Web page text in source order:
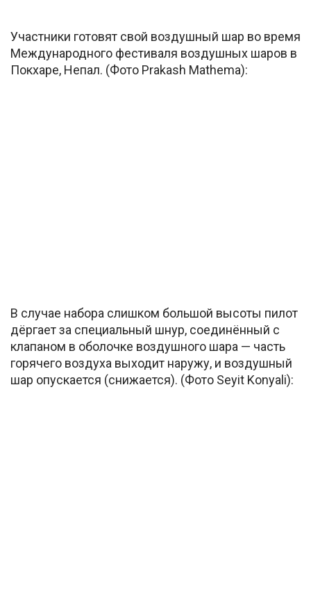
Участники готовят свой воздушный шар во время
Международного фестиваля воздушных шаров в
Покхаре, Непал. (Фото Prakash Mathema):
В случае набора слишком большой высоты пилот
дёргает за специальный шнур, соединённый с
клапаном в оболочке воздушного шара — часть
горячего воздуха выходит наружу, и воздушный
шар опускается (снижается). (Фото Seyit Konyali):